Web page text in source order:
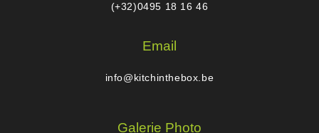
(+32)0495 18 16 46
Email
info@kitchinthebox.be
Galerie Photo